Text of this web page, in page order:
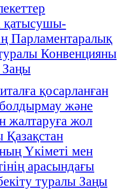
қатысушы-
Парламентаралық
Конвенцияны
Заңы
қосарланған
және
жалтаруға жол
Қазақстан
Үкiметi мен
арасындағы
туралы Заңы